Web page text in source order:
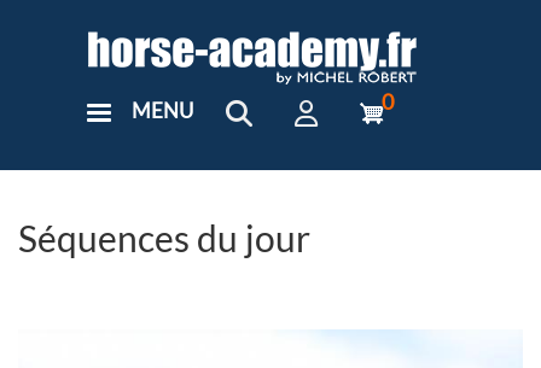
User
MENU 0
Séquences du jour